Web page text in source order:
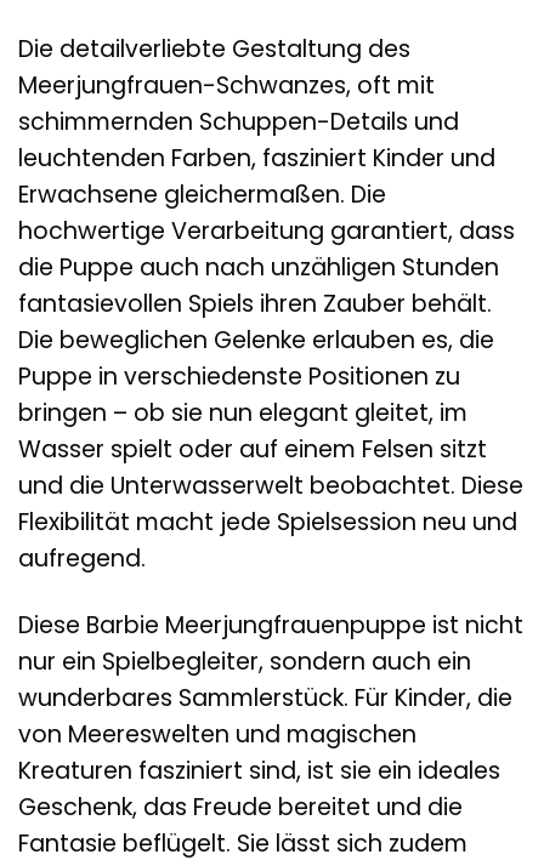
Die detailverliebte Gestaltung des
Meerjungfrauen-Schwanzes, oft mit
schimmernden Schuppen-Details und
leuchtenden Farben, fasziniert Kinder und
Erwachsene gleichermaßen. Die
hochwertige Verarbeitung garantiert, dass
die Puppe auch nach unzähligen Stunden
fantasievollen Spiels ihren Zauber behält.
Die beweglichen Gelenke erlauben es, die
Puppe in verschiedenste Positionen zu
bringen – ob sie nun elegant gleitet, im
Wasser spielt oder auf einem Felsen sitzt
und die Unterwasserwelt beobachtet. Diese
Flexibilität macht jede Spielsession neu und
aufregend.
Diese Barbie Meerjungfrauenpuppe ist nicht
nur ein Spielbegleiter, sondern auch ein
wunderbares Sammlerstück. Für Kinder, die
von Meereswelten und magischen
Kreaturen fasziniert sind, ist sie ein ideales
Geschenk, das Freude bereitet und die
Fantasie beflügelt. Sie lässt sich zudem